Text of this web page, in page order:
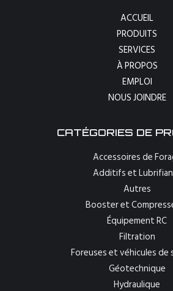
ACCUEIL
PRODUITS
SERVICES
À PROPOS
EMPLOI
NOUS JOINDRE
CATÉGORIES DE
Accessoires de
Additifs et
Autres
Booster et
Équipement RC
Filtration
Foreuses et véhicules
Géotechnique
Hydraulique